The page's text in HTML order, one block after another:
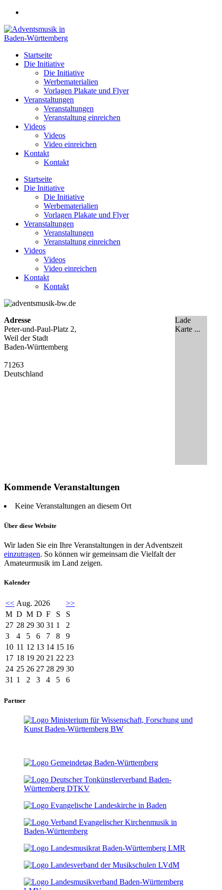
Zum
springen
Startseite
Die Initiative
Die Initiative
Werbematerialien
Vorlagen Plakate und Flyer
Veranstaltungen
Veranstaltungen
Veranstaltung einreichen
Videos
Videos
Video einreichen
Kontakt
Kontakt
Startseite
Die Initiative
Die Initiative
Werbematerialien
Vorlagen Plakate und Flyer
Veranstaltungen
Veranstaltungen
Veranstaltung einreichen
Videos
Videos
Video einreichen
Kontakt
Kontakt
Lade
Karte ...
Adresse
Peter-und-Paul-Platz 2,
Weil der Stadt
Baden-Württemberg
71263
Deutschland
Kommende Veranstaltungen
Keine Veranstaltungen an diesem Ort
Über diese Website
Wir laden Sie ein Ihre Veranstaltungen in der Adventszeit
einzutragen. So können wir gemeinsam die Vielfalt der
Amateurmusik im Land zeigen.
Kalender
<< Aug. 2026
>>
M D M D F S
S
27 28 29 30 31 1
2
3
4 5 6 7 8
9
10 11 12 13 14 15 16
17 18 19 20 21 22 23
24 25 26 27 28 29 30
31 1 2 3 4 5 6
Partner